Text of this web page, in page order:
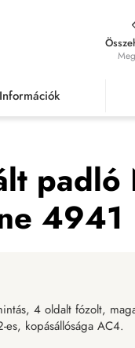
Információk
Noblesse V4 Brilliant
4941
4 oldalt fózolt,
kopásállósága AC4.